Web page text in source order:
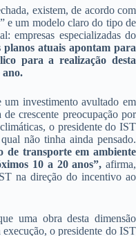
existem, de acordo com
e um modelo claro do tipo de
empresas especializadas do
planos atuais apontam para
para a realização desta
ano.
um investimento avultado em
crescente preocupação por
o presidente do IST
não tinha ainda pensado.
de transporte em ambiente
10 a 20 anos”, afirma,
na direção do incentivo ao
uma obra desta dimensão
o presidente do IST